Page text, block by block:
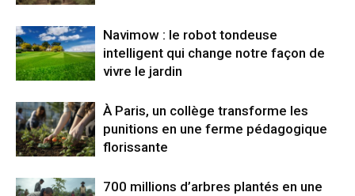
Navimow : le robot tondeuse
intelligent qui change notre façon de
vivre le jardin
À Paris, un collège transforme les
punitions en une ferme pédagogique
florissante
700 millions d’arbres plantés en une